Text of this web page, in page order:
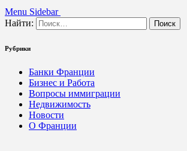
Menu Sidebar
Найти:
Рубрики
Банки Франции
Бизнес и Работа
Вопросы иммиграции
Недвижимость
Новости
О Франции